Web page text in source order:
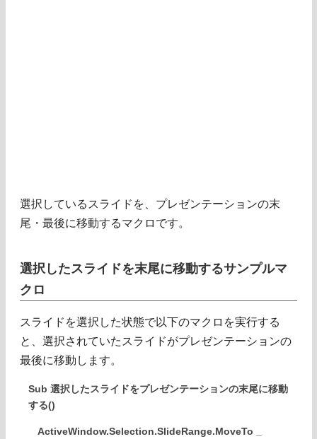
選択しているスライドを、プレゼンテーションの末
尾・最後に移動するマクロです。
選択したスライドを末尾に移動するサンプルマ
クロ
スライドを選択した状態で以下のマクロを実行する
と、選択されていたスライドがプレゼンテーションの
最後に移動します。
Sub 選択したスライドをプレゼンテーションの末尾に移動
する()
ActiveWindow.Selection.SlideRange.MoveTo _